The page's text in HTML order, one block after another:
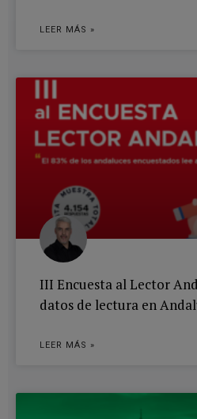
LEER MÁS »
III Encuesta al Lector
datos de lectura en
LEER MÁS »